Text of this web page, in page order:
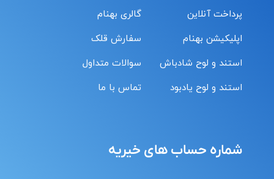
پرداخت آنلاین
اپلیکیشن بهنام
استند و لوح شادباش
استند و لوح یادبود
گالری بهنام
سفارش قلک
سوالات متداول
تماس با ما
شماره حساب های خیریه